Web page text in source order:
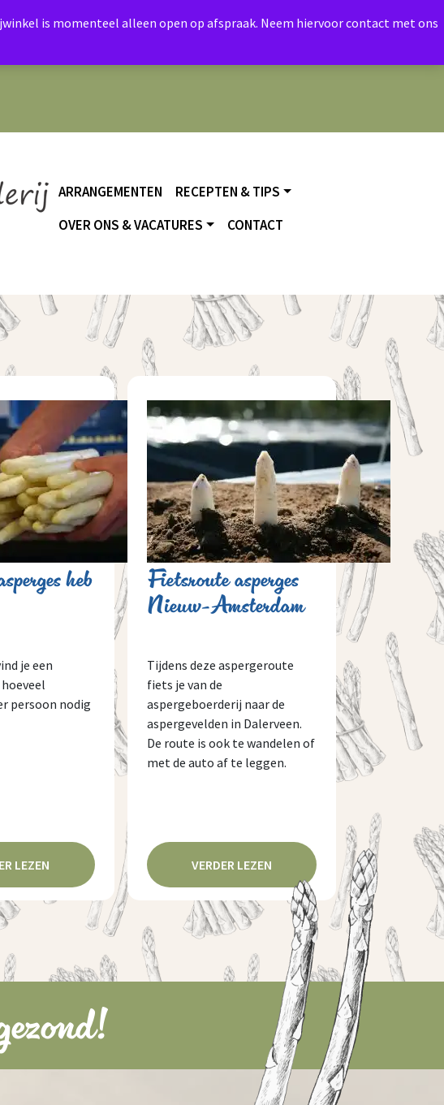
ARRANGEMENTEN
RECEPTEN & TIPS
OVER ONS & VACATURES
CONTACT
heb
je een
persoon nodig
LEZEN
Fietsroute asperges
Nieuw-Amsterdam
Tijdens deze aspergeroute
fiets je van de
aspergeboerderij naar de
aspergevelden in Dalerveen.
De route is ook te wandelen of
met de auto af te leggen.
VERDER LEZEN
is momenteel alleen open op afspraak. Neem hiervoor contact met ons